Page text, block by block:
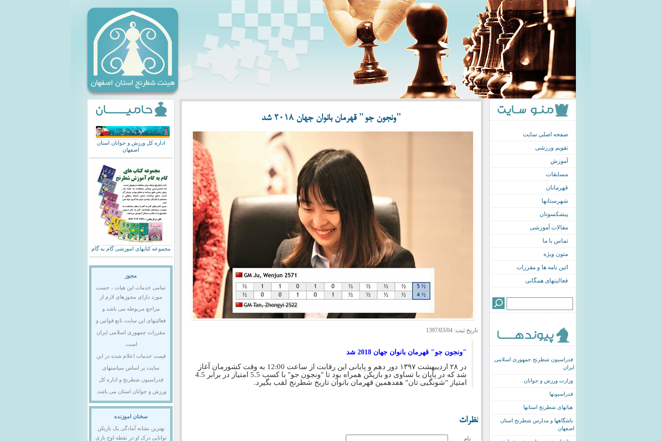
صفحه اصلی سایت
تقویم ورزشی
آموزش
مسابقات
قهرمانان
شهرستانها
پیشکسوتان
مقالات آموزشی
تماس با ما
متون ویژه
ائین نامه ها و مقررات
فعالیتهای همگانی
فدراسیون شطرنج جمهوری اسلامی
ایران
وزارت ورزش و جوانان
فدراسیونها
هیاتهای شطرنج استانها
باشگاهها و مدارس شطرنج استان
اصفهان
"ونجون جو" قهرمان بانوان جهان 2018 شد
تاریخ ثبت: 1397/03/04
"ونجون جو" قهرمان بانوان جهان 2018 شد
در ۲۸ ارديبهشت ۱۳۹۷
دور دهم و پایانی این رقابت از ساعت 12:00 به وقت کشورمان آغاز
شد که در پایان با تساوی دو بازیکن همراه بود تا "ونجون جو" با کسب 5.5 امتیاز در برابر 4.5
امتیاز "شونگیی تان" هفدهمین قهرمان بانوان تاریخ شطرنج لقب بگیرد.
نظرات
نام
اداره کل ورزش و جوانان استان
اصفهان
مجموعه کتابهای اموزشی گام به گام
مجوز
تمامی خدمات این هیات ، حسب
مورد دارای مجوزهای لازم از
مراجع مربوطه می باشد و
فعالیتهای این سایت تابع قوانین و
مقررات جمهوری اسلامی ایران
است.
قیمت خدمات اعلام شده در این
سایت بر اساس سیاستهای
فدراسیون شطرنج و اداره کل
ورزش و جوانان استان می باشد.
سخنان اموزنده
بهترین نشانه آمادگی یک بازیکن
توانایی درک او در نقطه اوج بازی